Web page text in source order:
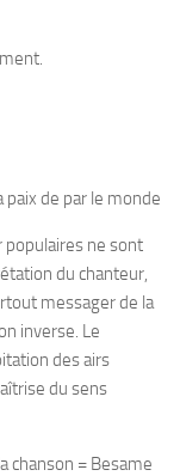
paix de par le monde
populaires ne sont
du chanteur,
messager de la
inverse. Le
des airs
du sens
chanson = Besame